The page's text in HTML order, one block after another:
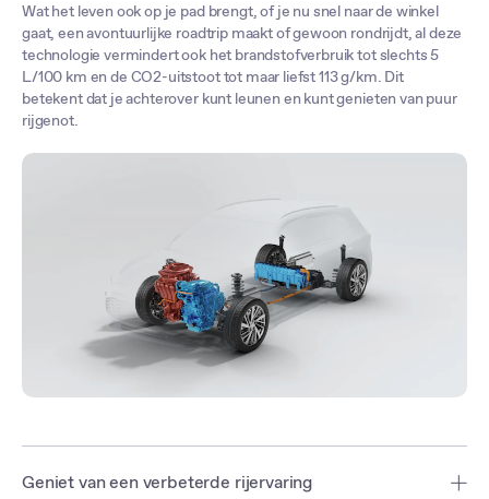
Wat het leven ook op je pad brengt, of je nu snel naar de winkel
gaat, een avontuurlijke roadtrip maakt of gewoon rondrijdt, al deze
technologie vermindert ook het brandstofverbruik tot slechts 5
L/100 km en de CO2-uitstoot tot maar liefst 113 g/km. Dit
betekent dat je achterover kunt leunen en kunt genieten van puur
rijgenot.
Geniet van een verbeterde rijervaring